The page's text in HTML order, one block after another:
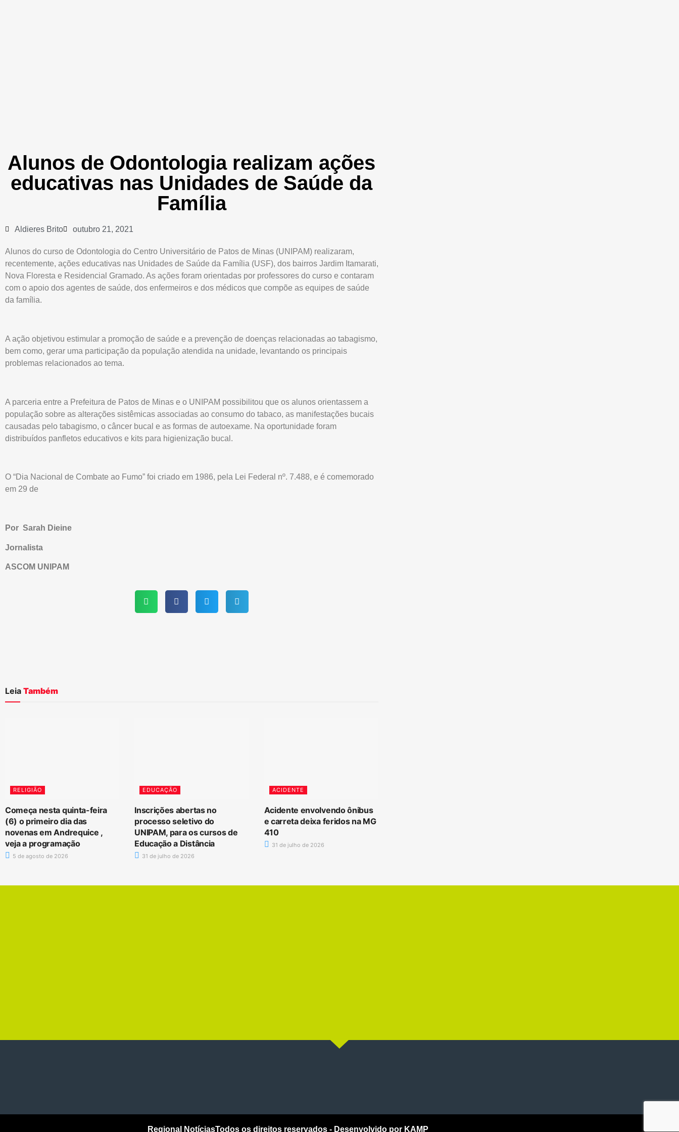
Alunos de Odontologia realizam ações
educativas nas Unidades de Saúde da
Família
Aldieres Brito outubro 21, 2021
Alunos do curso de Odontologia do Centro Universitário de Patos de Minas (UNIPAM) realizaram,
recentemente, ações educativas nas Unidades de Saúde da Família (USF), dos bairros Jardim Itamarati,
Nova Floresta e Residencial Gramado. As ações foram orientadas por professores do curso e contaram
com o apoio dos agentes de saúde, dos enfermeiros e dos médicos que compõe as equipes de saúde
da família.
A ação objetivou estimular a promoção de saúde e a prevenção de doenças relacionadas ao tabagismo,
bem como, gerar uma participação da população atendida na unidade, levantando os principais
problemas relacionados ao tema.
A parceria entre a Prefeitura de Patos de Minas e o UNIPAM possibilitou que os alunos orientassem a
população sobre as alterações sistêmicas associadas ao consumo do tabaco, as manifestações bucais
causadas pelo tabagismo, o câncer bucal e as formas de autoexame. Na oportunidade foram
distribuídos panfletos educativos e kits para higienização bucal.
O “Dia Nacional de Combate ao Fumo” foi criado em 1986, pela Lei Federal nº. 7.488, e é comemorado
em 29 de
Por Sarah Dieine
Jornalista
ASCOM UNIPAM
Leia Também
RELIGIÃO
Começa nesta quinta-feira
(6) o primeiro dia das
novenas em Andrequice ,
veja a programação
5 de agosto de 2026
EDUCAÇÃO
Inscrições abertas no
processo seletivo do
UNIPAM, para os cursos de
Educação a Distância
31 de julho de 2026
ACIDENTE
Acidente envolvendo ônibus
e carreta deixa feridos na MG
410
31 de julho de 2026
Regional NotíciasTodos os direitos reservados - Desenvolvido por KAMP